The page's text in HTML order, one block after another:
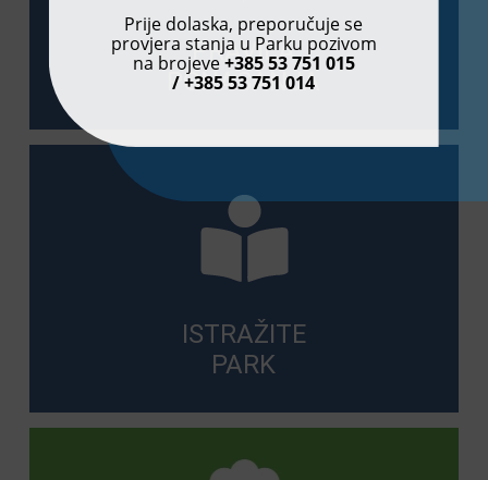
PRAVILA
PONAŠANJA
ISTRAŽITE
PARK
Prije dolaska, preporučuje se
provjera stanja u Parku pozivom
na brojeve+385 53 751 015
/ +385 53 751 014